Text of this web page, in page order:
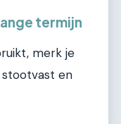
termijn
merk je
stootvast en